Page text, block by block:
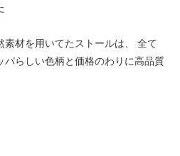
素材を用いてたストールは、 全て
パらしい色柄と価格のわりに高品質